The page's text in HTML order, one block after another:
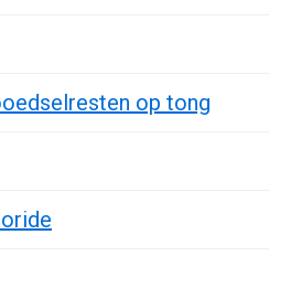
op tong